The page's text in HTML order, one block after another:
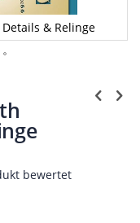
& Relinge
bewertet